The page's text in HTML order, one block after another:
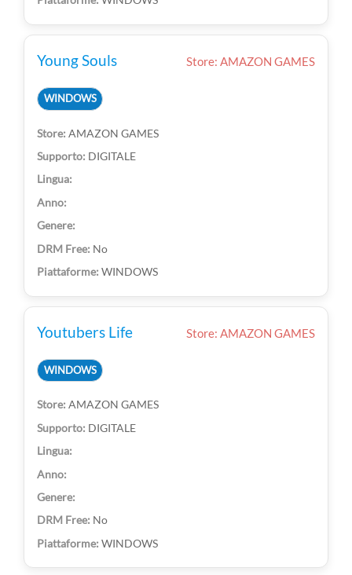
Young Souls Store: AMAZON GAMES
WINDOWS
AMAZON GAMES
DIGITALE
No
WINDOWS
Youtubers Life Store: AMAZON GAMES
WINDOWS
AMAZON GAMES
DIGITALE
No
WINDOWS